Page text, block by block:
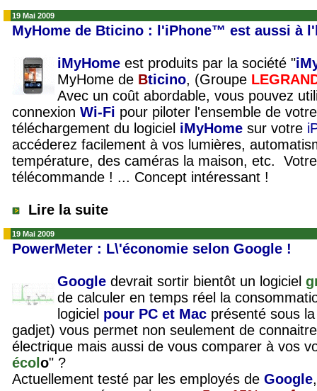
19 Mai 2009
MyHome de Bticino : l'iPhone™ est aussi à
iMyHome est produits par la société "
MyHome de Bticino, (Groupe
Avec un coût abordable, vous pouvez
connexion Wi-Fi pour piloter l'ensemble de
téléchargement du logiciel iMyHome sur votre
accéderez facilement à vos lumières,
température, des caméras la maison, etc.
télécommande ! ... Concept intéressant !
Lire la suite
19 Mai 2009
PowerMeter : L\'économie selon Google !
Google devrait sortir bientôt un logiciel
de calculer en temps réel la
logiciel pour PC et Mac présenté sous
gadjet) vous permet non seulement de
électrique mais aussi de vous comparer à vos
écol o" ?
Actuellement testé par les employés de Google